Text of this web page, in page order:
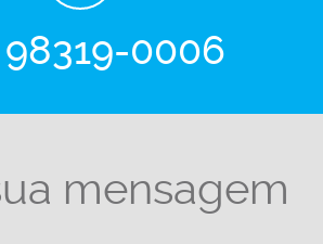
98319-0006
mensagem